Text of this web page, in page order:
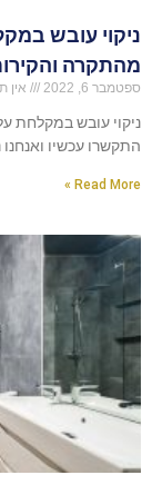
ניקוי עובש
מהתקרה
ספטמבר 6, 2022 אין
ניקוי עובש במקלחת
התקשרו עכשיו
Read More »